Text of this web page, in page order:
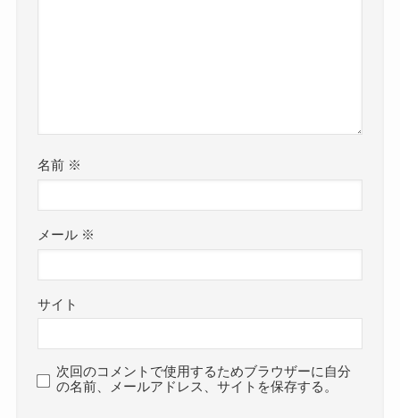
名前 ※
メール ※
サイト
次回のコメントで使用するためブラウザーに自分
の名前、メールアドレス、サイトを保存する。